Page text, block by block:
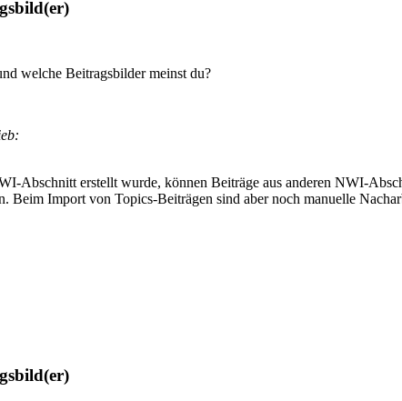
welche Beitragsbilder meinst du?
Abschnitt erstellt wurde, können Beiträge aus anderen NWI-
Beim Import von Topics-Beiträgen sind aber noch manuelle